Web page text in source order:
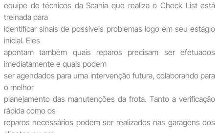
equipe de técnicos da Scania que realiza o Check List está
treinada para
identificar sinais de possíveis problemas logo em seu estágio
inicial. Eles
apontam também quais reparos precisam ser efetuados
imediatamente e quais podem
ser agendados para uma intervenção futura, colaborando para
o melhor
planejamento das manutenções da frota. Tanto a verificação
rápida como os
reparos necessários podem ser realizados nas garagens dos